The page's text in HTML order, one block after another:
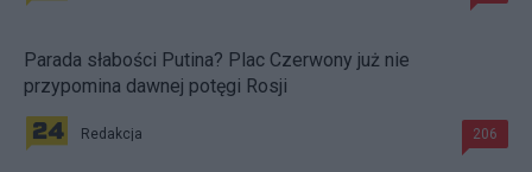
Parada słabości Putina? Plac Czerwony już nie
przypomina dawnej potęgi Rosji
Redakcja 206